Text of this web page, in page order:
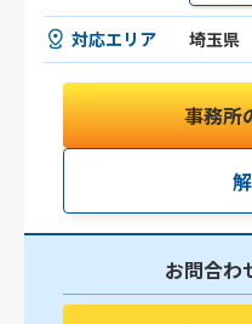
対応エリア 埼玉県
事務所
お問合わ